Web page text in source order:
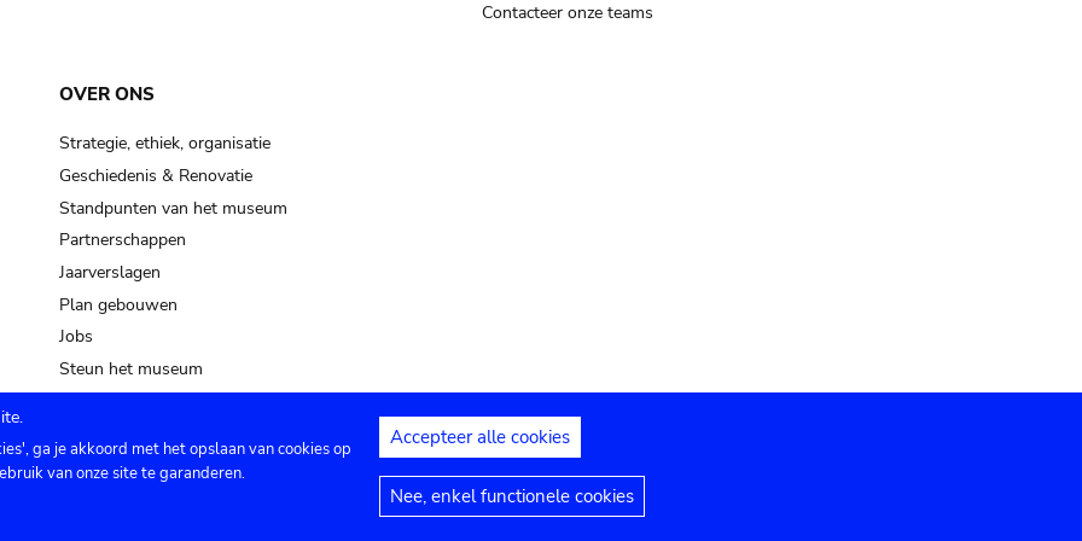
Contacteer onze teams
OVER ONS
Strategie, ethiek, organisatie
Geschiedenis & Renovatie
Standpunten van het museum
Partnerschappen
Jaarverslagen
Plan gebouwen
Jobs
Steun het museum
Privacy instellingen Juridische mededelingen
ga je akkoord met het opslaan van cookies op
van onze site te garanderen.
Accepteer alle cookies
Nee, enkel functionele cookies